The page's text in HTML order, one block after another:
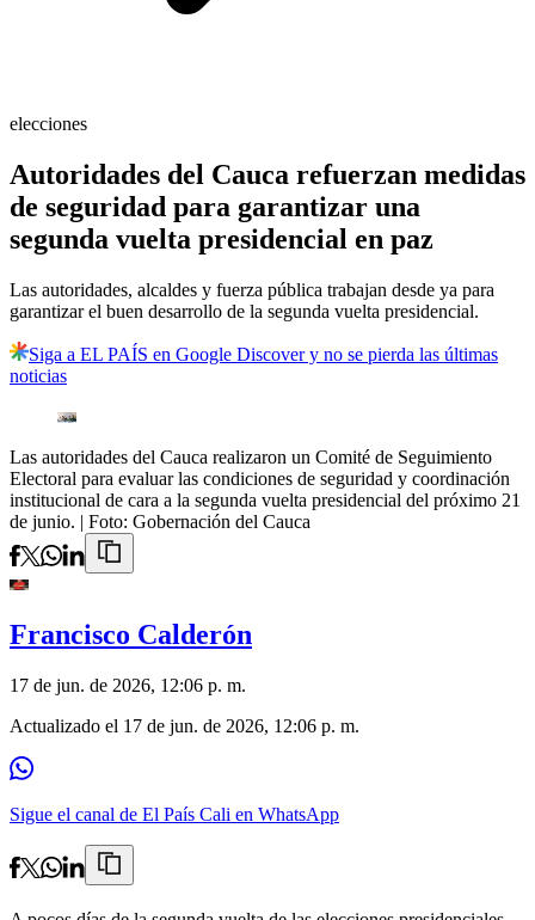
elecciones
Autoridades del Cauca refuerzan medidas
de seguridad para garantizar una
segunda vuelta presidencial en paz
Las autoridades, alcaldes y fuerza pública trabajan desde ya para
garantizar el buen desarrollo de la segunda vuelta presidencial.
Siga a EL PAÍS en Google Discover y no se pierda las últimas
noticias
Las autoridades del Cauca realizaron un Comité de Seguimiento
Electoral para evaluar las condiciones de seguridad y coordinación
institucional de cara a la segunda vuelta presidencial del próximo 21
de junio. | Foto: Gobernación del Cauca
Francisco Calderón
17 de jun. de 2026, 12:06 p. m.
Actualizado el 17 de jun. de 2026, 12:06 p. m.
Sigue el canal de El País Cali en WhatsApp